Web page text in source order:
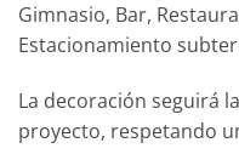
Gimnasio, Bar,
Estacionamiento
La decoración seguirá
proyecto, respetando